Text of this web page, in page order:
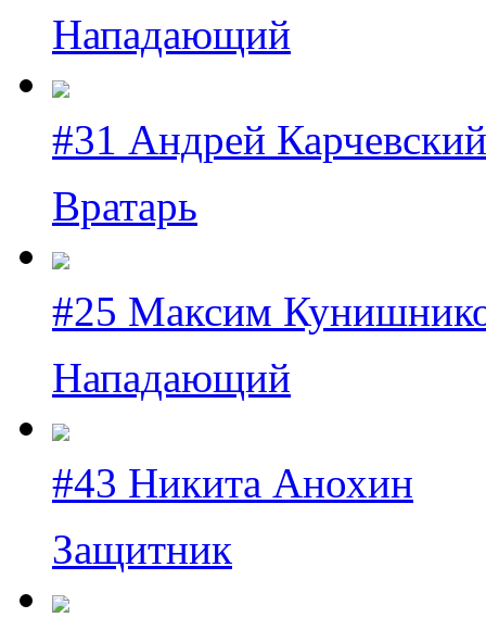
Нападающий
#31 Андрей Карчевский
Вратарь
#25 Максим
Нападающий
#43 Никита Анохин
Защитник